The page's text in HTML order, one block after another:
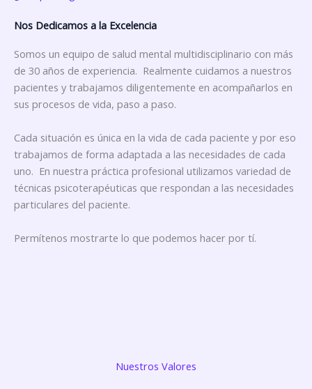
Nos Dedicamos a la Excelencia ​
Somos un equipo de salud mental multidisciplinario con más
de 30 años de experiencia. Realmente cuidamos a nuestros
pacientes y trabajamos diligentemente en acompañarlos en
sus procesos de vida, paso a paso.
Cada situación es única en la vida de cada paciente y por eso
trabajamos de forma adaptada a las necesidades de cada
uno. En nuestra práctica profesional utilizamos variedad de
técnicas psicoterapéuticas que respondan a las necesidades
particulares del paciente.
Permítenos mostrarte lo que podemos hacer por tí.
Nuestros Valores